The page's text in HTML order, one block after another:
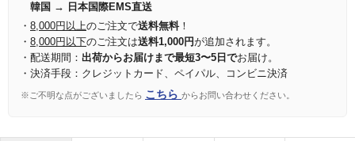
韓国 → 日本国際EMS直送
・ 8,000円以上のご注文で送料無料！
・ 8,000円以下のご注文は送料1,000円が追加されます。
・配送期間： 出荷からお届けまで最短3〜5日でお届け。
・決済手段：クレジットカード、ペイパル、コンビニ決済
※ご不明な点がございましたら こちら からお問い合わせください。